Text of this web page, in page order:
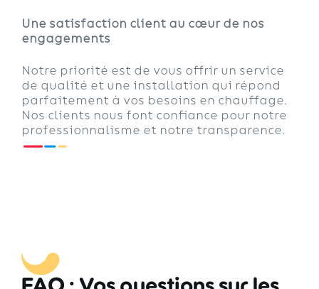
Une satisfaction client au cœur de nos
engagements
Notre priorité est de vous offrir un service
de qualité et une installation qui répond
parfaitement à vos besoins en chauffage.
Nos clients nous font confiance pour notre
professionnalisme et notre transparence.